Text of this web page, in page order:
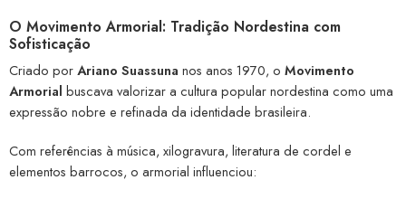
O Movimento Armorial: Tradição Nordestina com
Sofisticação
Criado porAriano Suassuna nos anos 1970, o Movimento
Armorial buscava valorizar a cultura popular nordestina como uma
expressão nobre e refinada da identidade brasileira.
Com referências à música, xilogravura, literatura de cordel e
elementos barrocos, o armorial influenciou: